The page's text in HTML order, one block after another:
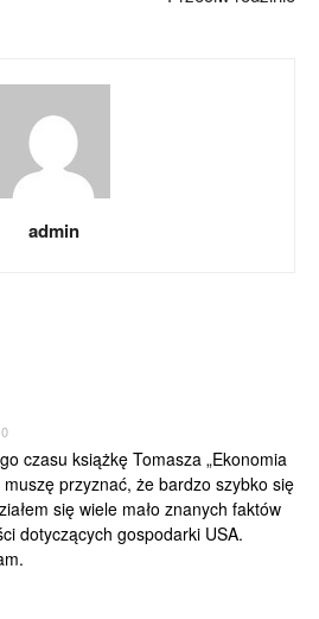
admin
czasu książkę Tomasza „Ekonomia
muszę przyznać, że bardzo szybko się
się wiele mało znanych faktów
dotyczących gospodarki USA.